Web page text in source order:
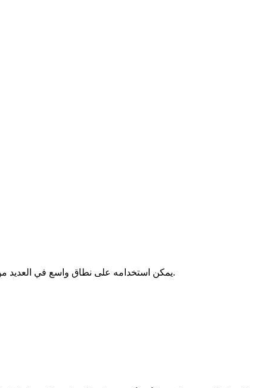
يمكن استخدامه على نطاق واسع في العديد من مناسبات فحص المواد الرطبة عالية المعالجة ، مثل المناخل. الفصل والجفاف والغسيل والاستخراج وإزالة المواد الصلبة والشوائب ، إلخ.